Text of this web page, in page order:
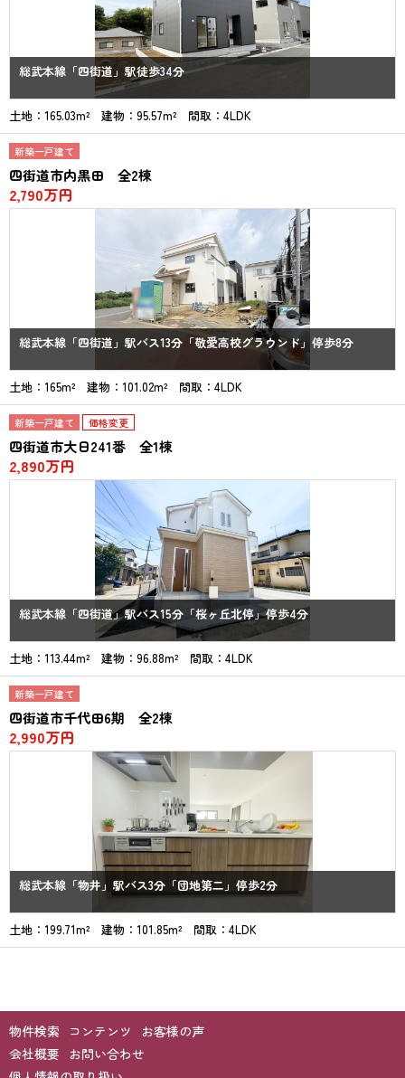
総武本線「四街道」駅徒歩34分
土地：165.03m² 建物：95.57m² 間取：4LDK
新築一戸建て
四街道市内黒田 全2棟
2,790万円
総武本線「四街道」駅バス13分「敬愛高校グラウンド」停歩8分
土地：165m² 建物：101.02m² 間取：4LDK
新築一戸建て 価格変更
四街道市大日241番 全1棟
2,890万円
総武本線「四街道」駅バス15分「桜ヶ丘北停」停歩4分
土地：113.44m² 建物：96.88m² 間取：4LDK
新築一戸建て
四街道市千代田6期 全2棟
2,990万円
総武本線「物井」駅バス3分「団地第二」停歩2分
土地：199.71m² 建物：101.85m² 間取：4LDK
物件検索 コンテンツ
お客様の声
会社概要
お問い合わせ